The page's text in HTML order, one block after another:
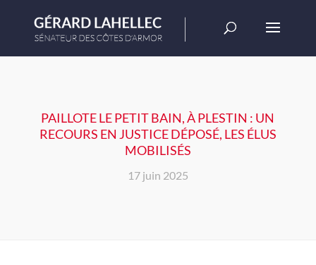
PAILLOTE LE PETIT BAIN, À PLESTIN : UN
RECOURS EN JUSTICE DÉPOSÉ, LES ÉLUS
MOBILISÉS
17 juin 2025